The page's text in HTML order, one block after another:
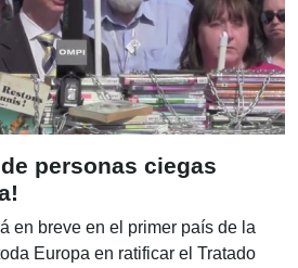
personas ciegas
en breve en el primer país de la
Europa en ratificar el Tratado